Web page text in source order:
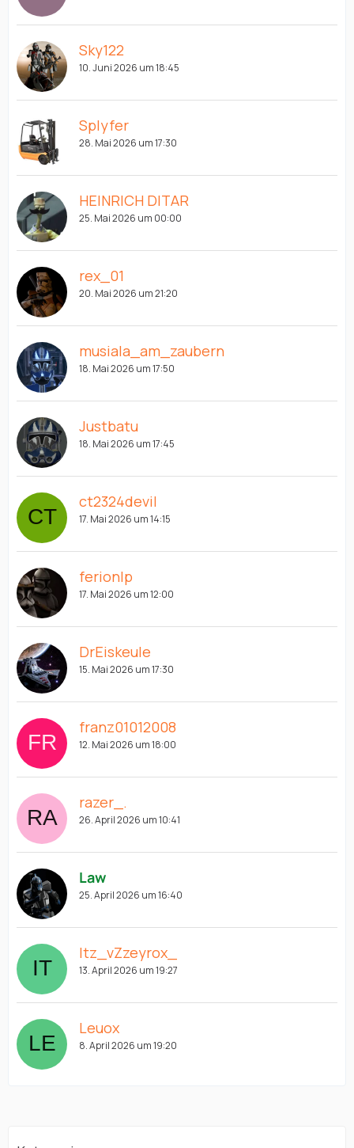
Sky122
10. Juni 2026 um 18:45
Splyfer
28. Mai 2026 um 17:30
HEINRICH DITAR
25. Mai 2026 um 00:00
rex_01
20. Mai 2026 um 21:20
musiala_am_zaubern
18. Mai 2026 um 17:50
Justbatu
18. Mai 2026 um 17:45
ct2324devil
17. Mai 2026 um 14:15
ferionlp
17. Mai 2026 um 12:00
DrEiskeule
15. Mai 2026 um 17:30
franz01012008
12. Mai 2026 um 18:00
razer_.
26. April 2026 um 10:41
Law
25. April 2026 um 16:40
Itz_vZzeyrox_
13. April 2026 um 19:27
Leuox
8. April 2026 um 19:20